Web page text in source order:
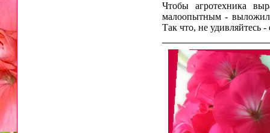
Чтобы агротехника
малоопытным - выложил
Так что, не удивляйтесь